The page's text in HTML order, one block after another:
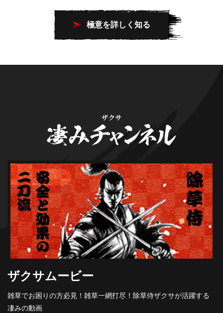
極意を詳しく知る
ザクサムービー
雑草でお困りの方必見！雑草一網打尽！除草侍ザクサが活躍する
凄みの動画